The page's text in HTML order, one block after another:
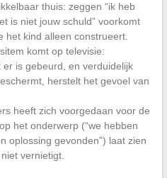
thuis: zeggen “ik heb
is niet jouw schuld” voorkomt
het kind alleen construeert.
komt op televisie:
is gebeurd, en verduidelijk
herstelt het gevoel van
heeft zich voorgedaan voor de
het onderwerp (“we hebben
oplossing gevonden”) laat zien
vernietigt.